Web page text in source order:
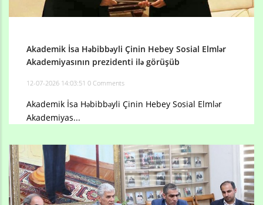
Akademik İsa Həbibbəyli Çinin Hebey Sosial Elmlər
Akademiyasının prezidenti ilə görüşüb
12-07-2026 14:03:51 0 Comments
Akademik İsa Həbibbəyli Çinin Hebey Sosial Elmlər
Akademiyas...